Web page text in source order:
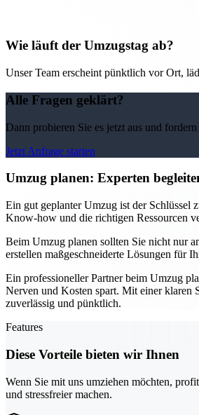
Wie läuft der Umzugstag ab?
Unser Team erscheint pünktlich vor Ort,
Alle Fragen geklärt?
Dann probieren Sie es jetzt aus und
Jetzt Anfrage starten
Umzug planen: Experten
Ein gut geplanter Umzug ist der Schlüssel
Know-how und die richtigen Ressourcen
Beim Umzug planen sollten Sie nicht nur
erstellen maßgeschneiderte Lösungen für
Ein professioneller Partner beim Umzug
Nerven und Kosten spart. Mit einer klaren
zuverlässig und pünktlich.
Features
Diese Vorteile bieten wir Ihnen
Wenn Sie mit uns umziehen möchten,
und stressfreier machen.